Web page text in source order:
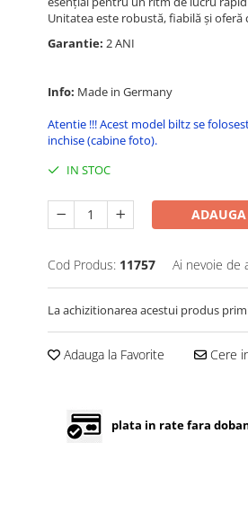
Unitatea este robustă, fiabilă și
Garantie: 2 ANI
Info: Made in Germany
Atentie !!! Acest model biltz se
inchise (cabine foto).
IN STOC
Cod Produs: 11757 Ai nevoie de
La achizitionarea acestui produs
Adauga la Favorite Cere
plata in rate fara